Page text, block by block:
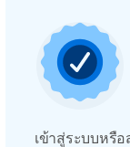
เข้าสู่ระบบหรื